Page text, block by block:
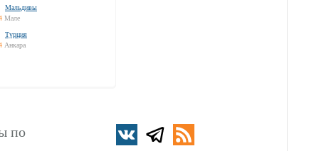
Мальдивы
Мале
Турция
Анкара
по